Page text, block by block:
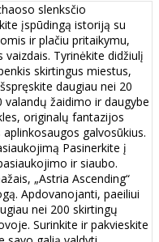
slenksčio
įspūdingą istoriją su
ir plačiu pritaikymu,
Tyrinėkite didžiulį
skirtingus miestus,
daugiau nei 20
žaidimo ir daugybe
originalų fantazijos
galvosūkius.
Pasinerkite į
ir siaubo.
„Astria Ascending“
Apdovanojanti, paeiliui
nei 200 skirtingų
Surinkite ir pakvieskite